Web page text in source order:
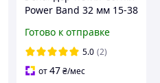
Power Band 32 мм 15-38
и спорта) XR-0060
orig2190
Готово к отправке
5.0 (2)
от47₴/мес